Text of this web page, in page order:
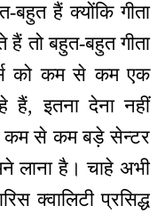
बहुत हैं क्योंकि गीता
हैं तो बहुत-बहुत गीता
को कम से कम एक
हैं, इतना देना नहीं
कम से कम बड़े सेन्टर
लाना है। चाहे अभी
क्वालिटी प्रसिद्ध